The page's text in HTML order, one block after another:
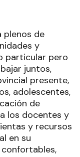
plenos de
y
particular pero
juntos,
presente,
adolescentes,
de
los docentes y
y recursos
en su